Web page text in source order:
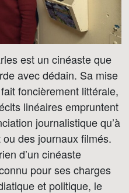
est un cinéaste que
avec dédain. Sa mise
foncièrement littérale,
linéaires empruntent
journalistique qu’à
des journaux filmés.
d’un cinéaste
pour ses charges
et politique, le